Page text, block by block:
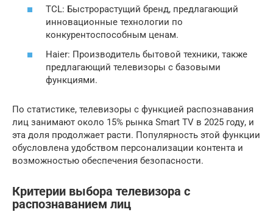
TCL: Быстрорастущий бренд, предлагающий
инновационные технологии по
конкурентоспособным ценам.
Haier: Производитель бытовой техники, также
предлагающий телевизоры с базовыми
функциями.
По статистике, телевизоры с функцией распознавания
лиц занимают около 15% рынка Smart TV в 2025 году, и
эта доля продолжает расти. Популярность этой функции
обусловлена удобством персонализации контента и
возможностью обеспечения безопасности.
Критерии выбора телевизора с
распознаванием лиц